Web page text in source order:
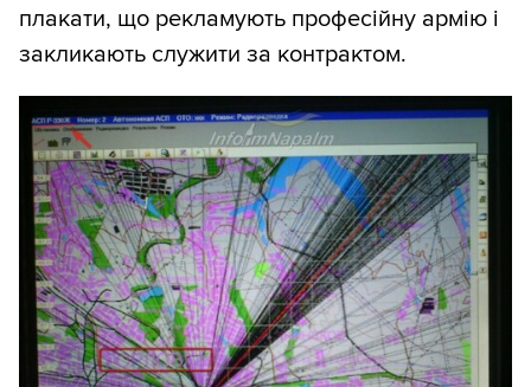
плакати, що рекламують професійну армію і
закликають служити за контрактом.